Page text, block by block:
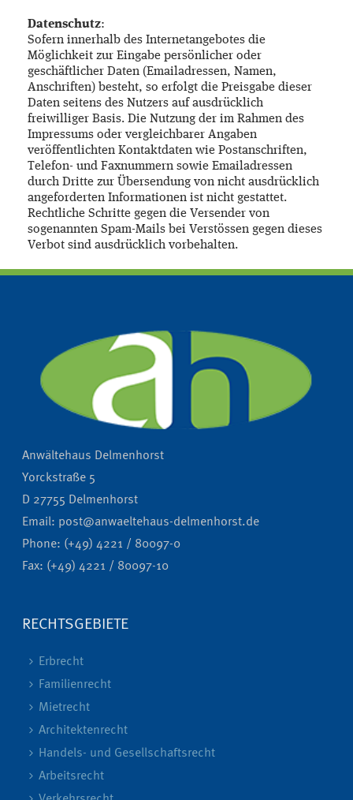
Datenschutz:
Sofern innerhalb des Internetangebotes die
Möglichkeit zur Eingabe persönlicher oder
geschäftlicher Daten (Emailadressen, Namen,
Anschriften) besteht, so erfolgt die Preisgabe dieser
Daten seitens des Nutzers auf ausdrücklich
freiwilliger Basis. Die Nutzung der im Rahmen des
Impressums oder vergleichbarer Angaben
veröffentlichten Kontaktdaten wie Postanschriften,
Telefon- und Faxnummern sowie Emailadressen
durch Dritte zur Übersendung von nicht ausdrücklich
angeforderten Informationen ist nicht gestattet.
Rechtliche Schritte gegen die Versender von
sogenannten Spam-Mails bei Verstössen gegen dieses
Verbot sind ausdrücklich vorbehalten.
Anwältehaus Delmenhorst
Yorckstraße 5
D 27755 Delmenhorst
Email: post@anwaeltehaus-delmenhorst.de
Phone: (+49) 4221 / 80097-0
Fax: (+49) 4221 / 80097-10
RECHTSGEBIETE
Erbrecht
Familienrecht
Mietrecht
Architektenrecht
Handels- und Gesellschaftsrecht
Arbeitsrecht